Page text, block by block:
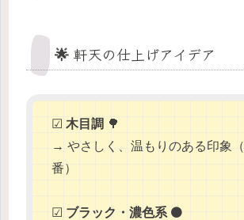
🌟 軒天の仕上げアイデア
☑ 木目調 🌳
→ やさしく、温もりのある印象
番）
☑ ブラック・濃色系 ⚫